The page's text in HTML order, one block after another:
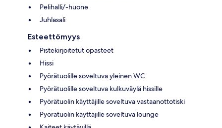
Pelihalli/-huone
Juhlasali
Esteettömyys
Pistekirjoitetut opasteet
Hissi
Pyörätuolille soveltuva yleinen WC
Pyörätuolille soveltuva kulkuväylä hissille
Pyörätuolin käyttäjille soveltuva vastaanottotiski
Pyörätuolin käyttäjille soveltuva lounge